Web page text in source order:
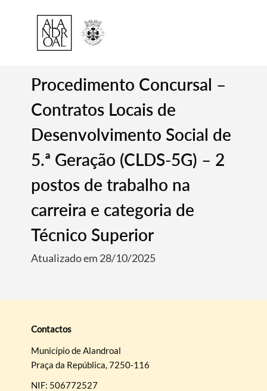
Termo de Pesquisa
Procedimento Concursal –
Contratos Locais de
Desenvolvimento Social de
5.ª Geração (CLDS-5G) – 2
postos de trabalho na
carreira e categoria de
Técnico Superior
Atualizado em 28/10/2025
Contactos
Município de Alandroal
Praça da República, 7250-116
NIF: 506772527